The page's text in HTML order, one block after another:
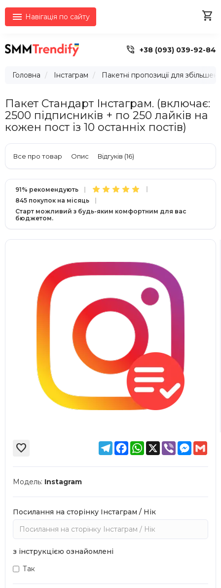
 Навігація по сайту 
 +38 (093) 039-92-84
Головна Інстаграм Пакетні пропозиції для
Пакет Стандарт Інстаграм. (включає:
2500 підписників + по 250 лайків на
кожен пост із 10 останніх постів)
Все про товар Опис Відгуків (16)
91% рекомендують
845 покупок на місяць
Старт можливий з будь-яким комфортним для вас
бюджетом.
 TelegramFacebookWhatsApp
X Viber
Модель: Instagram
Посилання на сторінку Інстаграм / Нік
з інструкцією ознайомлені
Так